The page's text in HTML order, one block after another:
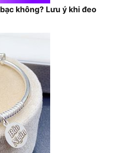
không? Lưu ý khi đeo